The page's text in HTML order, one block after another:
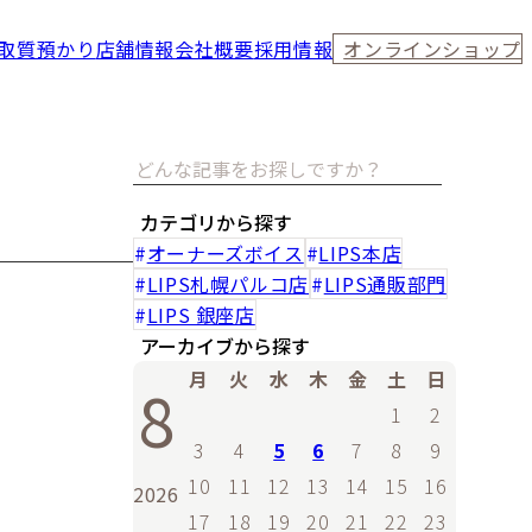
質預かり 店舗情報会社概要採用情報 オンラインショップ
カテゴリから探す
オーナーズボイス
LIPS本店
LIPS札幌パルコ店
LIPS通販部門
LIPS 銀座店
アーカイブから探す
8
2026
月 火 水 木 金 土
日
1
2
3
4 5 6 7 8
9
10
11 12 13 14 15
16
17
18 19 20 21 22 23